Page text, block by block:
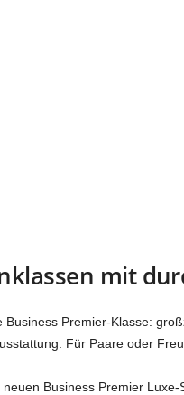
mit
Business Premier-Klasse:
Für Paare oder
Business Premier